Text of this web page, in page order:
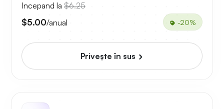
Incepand la $6.25
$5.00/anual -20%
Priveşte în sus